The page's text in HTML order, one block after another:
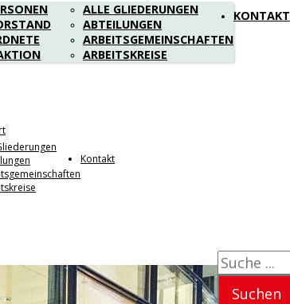
ALLE GLIEDERUNGEN
ABTEILUNGEN
ARBEITSGEMEINSCHAFTEN
ARBEITSKREISE
KONTAKT
Kontakt
Suchen
Suchen